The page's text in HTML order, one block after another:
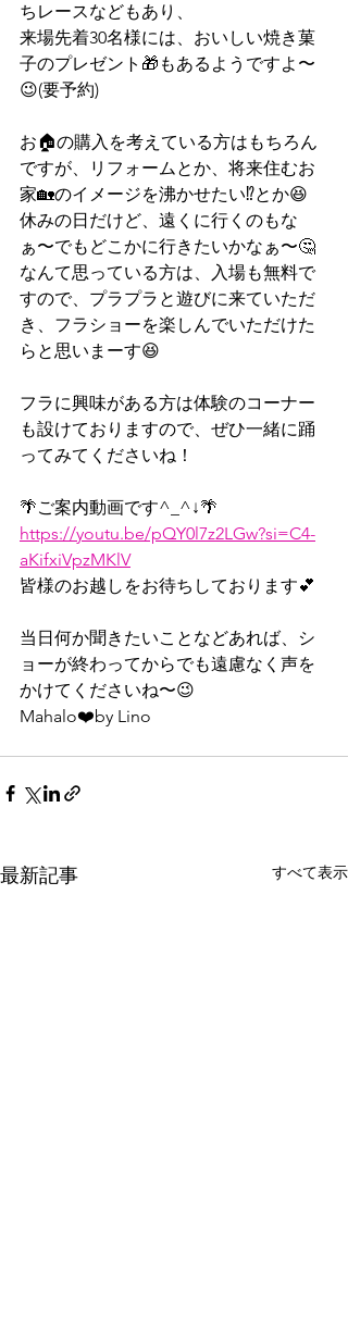
ちレースなどもあり、
来場先着30名様には、おいしい焼き菓
子のプレゼント🎁もあるようですよ〜
😉(要予約)
お🏠の購入を考えている方はもちろん
ですが、リフォームとか、将来住むお
家🏡のイメージを沸かせたい⁉️とか😆
休みの日だけど、遠くに行くのもな
ぁ〜でもどこかに行きたいかなぁ〜🤔
なんて思っている方は、入場も無料で
すので、プラプラと遊びに来ていただ
き、フラショーを楽しんでいただけた
らと思いまーす😆
フラに興味がある方は体験のコーナー
も設けておりますので、ぜひ一緒に踊
ってみてくださいね！
🌴ご案内動画です^_^↓🌴
https://youtu.be/pQY0l7z2LGw?si=C4-
aKifxiVpzMKlV
皆様のお越しをお待ちしております💕
当日何か聞きたいことなどあれば、シ
ョーが終わってからでも遠慮なく声を
かけてくださいね〜😉
Mahalo❤️by Lino
最新記事 すべて表示